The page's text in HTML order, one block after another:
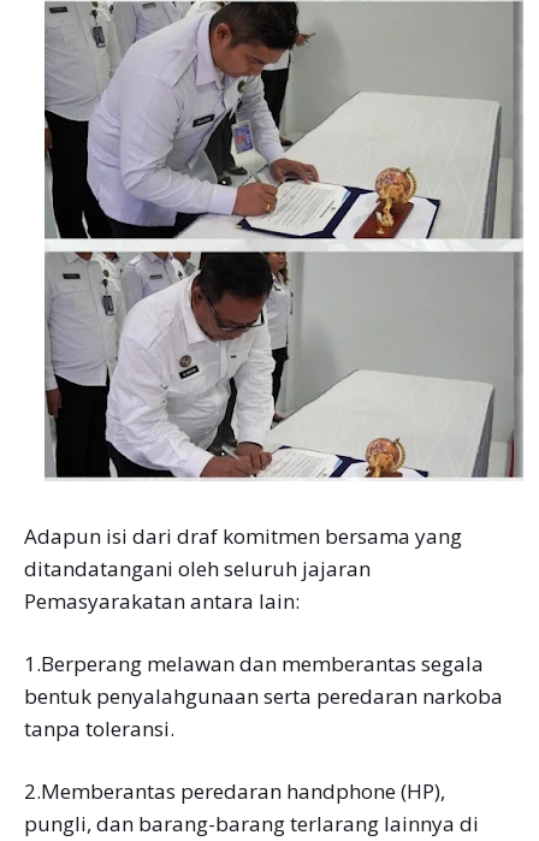
Adapun isi dari draf komitmen bersama yang
ditandatangani oleh seluruh jajaran
Pemasyarakatan antara lain:
1.Berperang melawan dan memberantas segala
bentuk penyalahgunaan serta peredaran narkoba
tanpa toleransi.
2.Memberantas peredaran handphone (HP),
pungli, dan barang-barang terlarang lainnya di